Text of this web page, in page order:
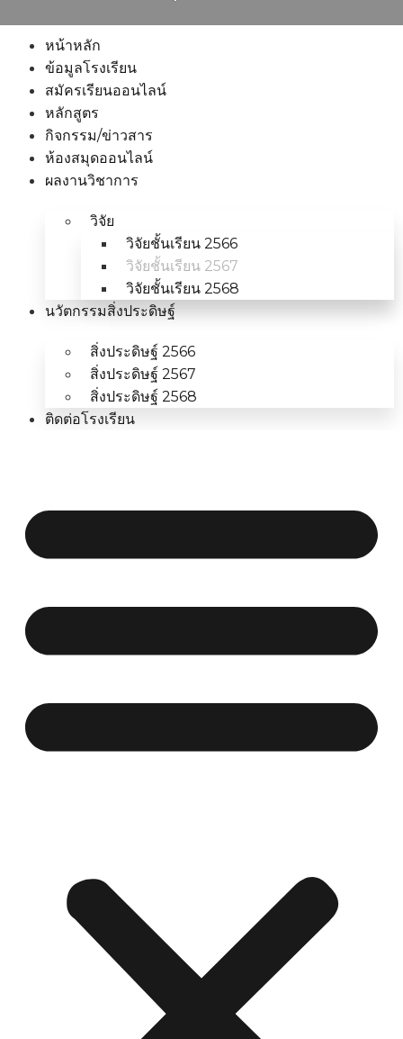
หน้าหลัก
ข้อมูลโรงเรียน
สมัครเรียนออนไลน์
หลักสูตร
กิจกรรม/ข่าวสาร
ห้องสมุดออนไลน์
ผลงานวิชาการ
วิจัย
วิจัยชั้นเรียน 2566
วิจัยชั้นเรียน 2567
วิจัยชั้นเรียน 2568
นวัตกรรมสิ่งประดิษฐ์
สิ่งประดิษฐ์ 2566
สิ่งประดิษฐ์ 2567
สิ่งประดิษฐ์ 2568
ติดต่อโรงเรียน